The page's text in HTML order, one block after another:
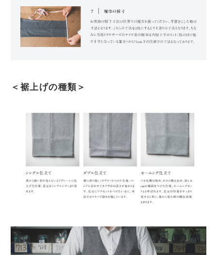
＜裾上げの種類＞